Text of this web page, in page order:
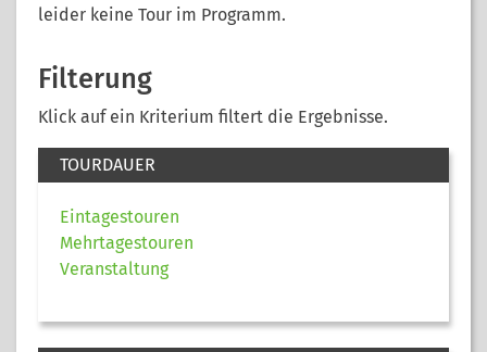
leider keine Tour im Programm.
Filterung
Klick auf ein Kriterium filtert die Ergebnisse.
TOURDAUER
Eintagestouren
Mehrtagestouren
Veranstaltung